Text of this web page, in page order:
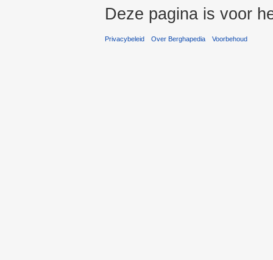
Deze pagina is voor
Privacybeleid Over Berghapedia Voorbehoud